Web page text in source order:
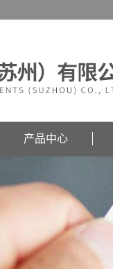
产品中心